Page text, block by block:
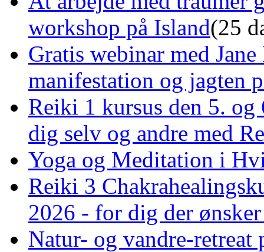
workshop på Island(25
Gratis webinar med
manifestation og jagten
Reiki 1 kursus den 5.
dig selv og andre med
Yoga og Meditation i
Reiki 3
2026 - for dig der
Natur- og vandre-retreat